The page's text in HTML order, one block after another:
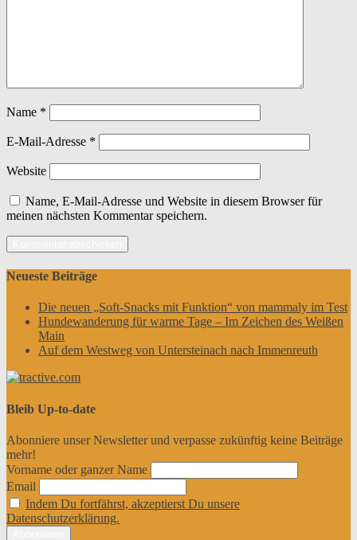
Name *
E-Mail-Adresse *
Website
Name, E-Mail-Adresse und Website in diesem Browser für
meinen nächsten Kommentar speichern.
Neueste Beiträge
Die neuen „Soft-Snacks mit Funktion“ von mammaly im Test
Hundewanderung für warme Tage – Im Zeichen des Weißen
Main
Auf dem Westweg von Untersteinach nach Immenreuth
Bleib Up-to-date
Abonniere unser Newsletter und verpasse zukünftig keine Beiträge
mehr!
Vorname oder ganzer Name
Email
Indem Du fortfährst, akzeptierst Du unsere
Datenschutzerklärung.